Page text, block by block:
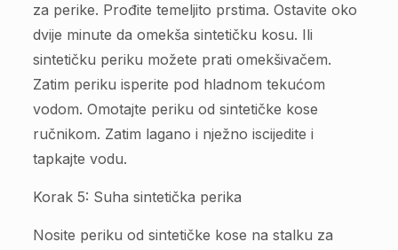
za perike. Prođite temeljito prstima. Ostavite oko
dvije minute da omekša sintetičku kosu. Ili
sintetičku periku možete prati omekšivačem.
Zatim periku isperite pod hladnom tekućom
vodom. Omotajte periku od sintetičke kose
ručnikom. Zatim lagano i nježno iscijedite i
tapkajte vodu.
Korak 5: Suha sintetička perika
Nosite periku od sintetičke kose na stalku za